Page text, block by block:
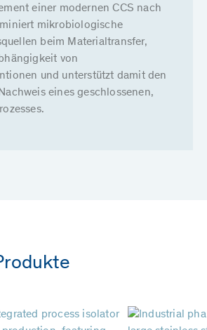
einer modernen CCS nach
mikrobiologische
beim Materialtransfer,
von
und unterstützt damit den
eines geschlossenen,